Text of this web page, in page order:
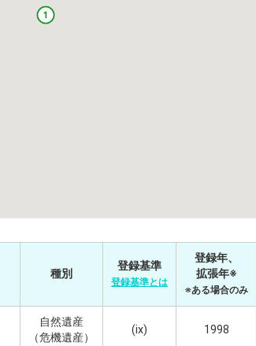
種別
登録基準
登録基準とは
登録年、
拡張年※
※ある場合のみ
自然遺産
（危機遺産）
(ix) 1998